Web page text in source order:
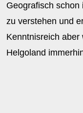
Geografisch schon
zu verstehen und
Kenntnisreich aber
Helgoland